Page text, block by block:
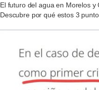
El futuro del agua en Morelos y
Descubre por qué estos 3